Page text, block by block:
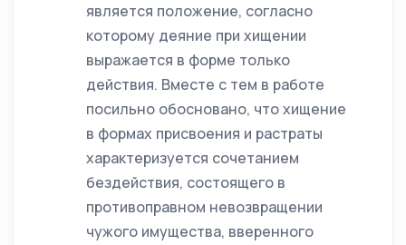
является положение, согласно
которому деяние при хищении
выражается в форме только
действия. Вместе с тем в работе
посильно обосновано, что хищение
в формах присвоения и растраты
характеризуется сочетанием
бездействия, состоящего в
противоправном невозвращении
чужого имущества, вверенного